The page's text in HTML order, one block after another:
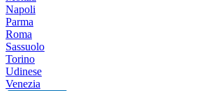
Napoli
Parma
Roma
Sassuolo
Torino
Udinese
Venezia